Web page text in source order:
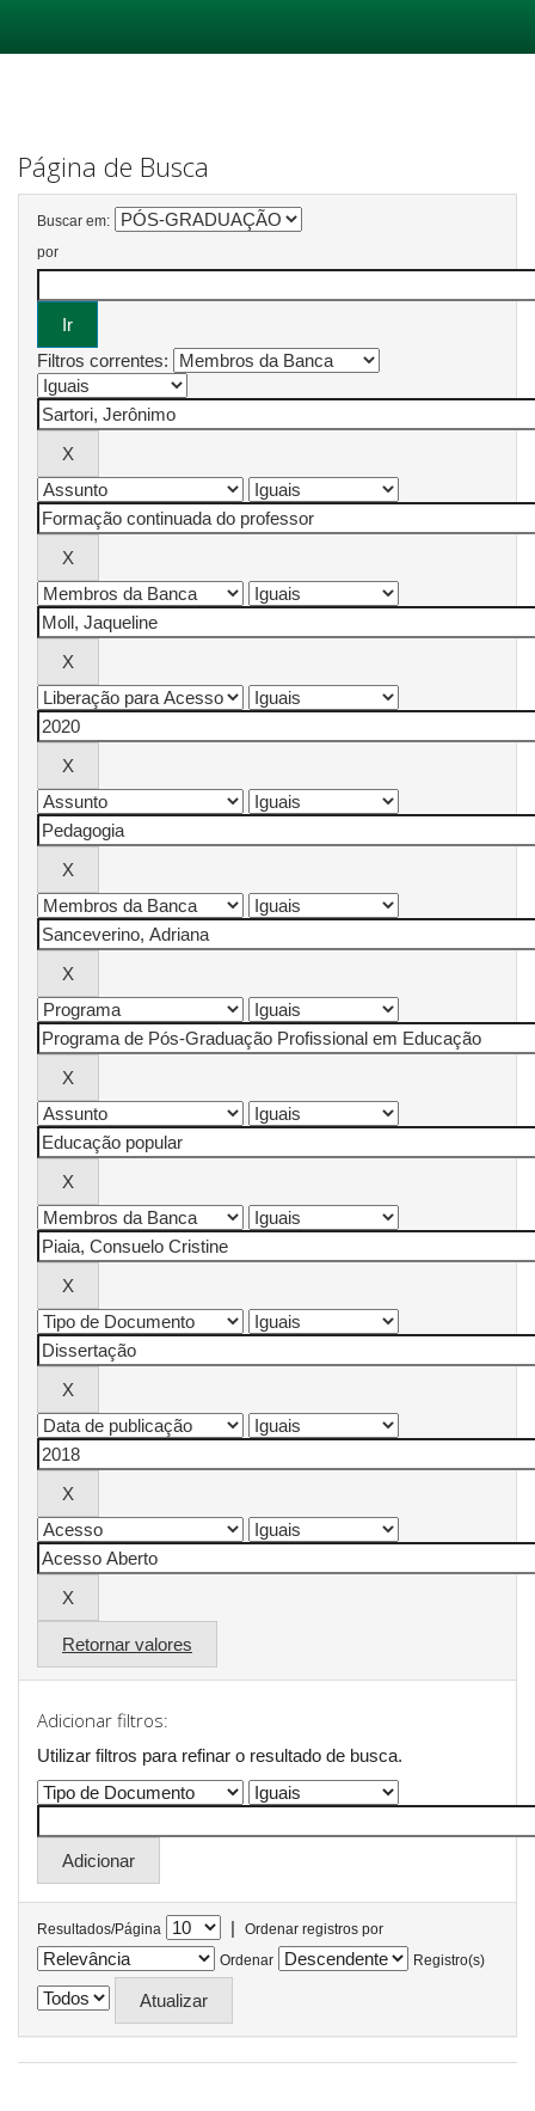
Página de Busca
Buscar em:
por
Filtros correntes:
Retornar valores
Adicionar filtros:
Utilizar filtros para refinar o resultado de busca.
Resultados/Página |
Ordenar registros por
Ordenar
Registro(s)